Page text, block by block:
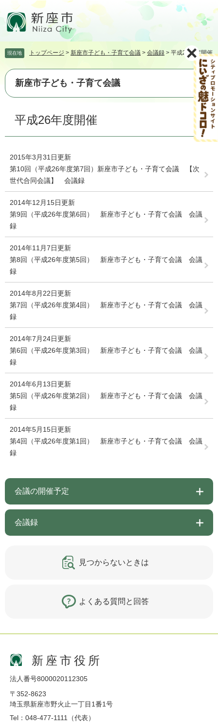
頭
す。
飛
し
て
現在地 トップページ > 新座市子ども・子育て会議 > 会議録 > 平成26年度開催
新座市子ども・子育て会議
平成26年度開催
2015年3月31日更新
第10回（平成26年度第7回）新座市子ども・子育て会議 【次
世代合同会議】 会議録
2014年12月15日更新
第9回（平成26年度第6回） 新座市子ども・子育て会議 会議
録
2014年11月7日更新
第8回（平成26年度第5回） 新座市子ども・子育て会議 会議
録
2014年8月22日更新
第7回（平成26年度第4回） 新座市子ども・子育て会議 会議
録
2014年7月24日更新
第6回（平成26年度第3回） 新座市子ども・子育て会議 会議
録
2014年6月13日更新
第5回（平成26年度第2回） 新座市子ども・子育て会議 会議
録
2014年5月15日更新
第4回（平成26年度第1回） 新座市子ども・子育て会議 会議
録
会議の開催予定
会議録
見つからないときは
よくある質問と回答
新座市役所
法人番号8000020112305
〒352-8623
埼玉県新座市野火止一丁目1番1号
Tel：048-477-1111（代表）